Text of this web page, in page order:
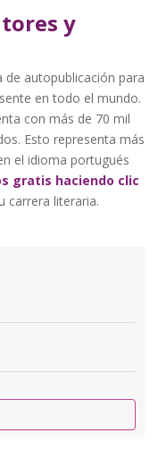
y
autopublicación para
en todo el mundo.
con más de 70 mil
Esto representa más
el idioma portugués
gratis haciendo clic
carrera literaria.